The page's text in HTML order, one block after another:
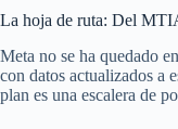
La hoja de ruta: Del
Meta no se ha quedado
con datos actualizados a
plan es una escalera de